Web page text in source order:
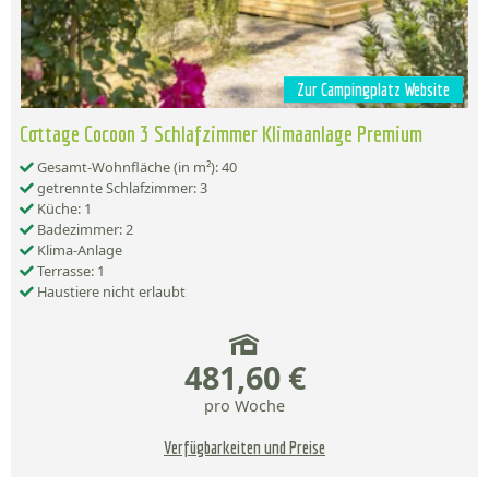
Zur Campingplatz Website
Cottage Cocoon 3 Schlafzimmer Klimaanlage Premium
Gesamt-Wohnfläche (in m²): 40
getrennte Schlafzimmer: 3
Küche: 1
Badezimmer: 2
Klima-Anlage
Terrasse: 1
Haustiere nicht erlaubt
481,60 €
pro Woche
Verfügbarkeiten und Preise